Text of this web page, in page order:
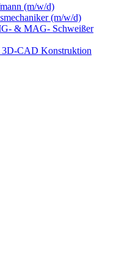
(m/w/d)
(m/w/d)
& MAG- Schweißer
3D-CAD Konstruktion